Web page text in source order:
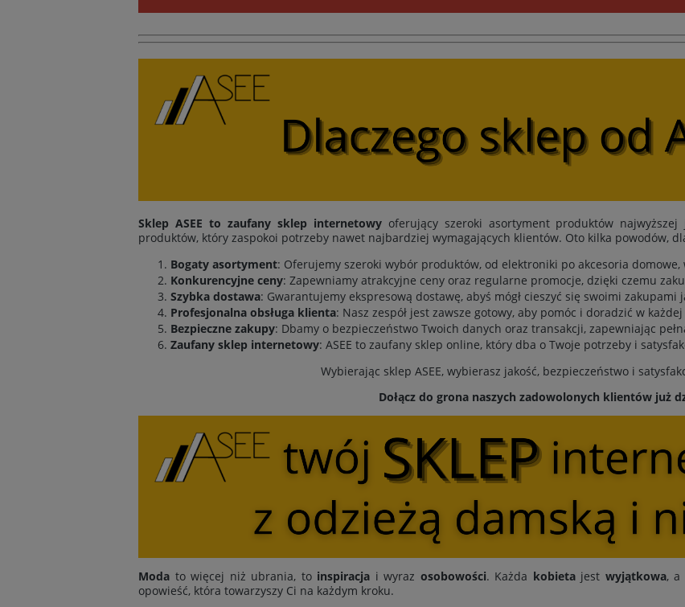
Sklep ASEE to zaufany sklep internetowyoferujący szeroki asortyment produktów
produktów, który zaspokoi potrzeby nawet najbardziej wymagających klientów. Oto kilka powodów,
Bogaty asortyment: Oferujemy szeroki wybór produktów, od elektroniki po akcesoria
Konkurencyjne ceny: Zapewniamy atrakcyjne ceny oraz regularne promocje, dzięki czemu
Szybka dostawa: Gwarantujemy ekspresową dostawę, abyś mógł cieszyć się swoimi zakupami
Profesjonalna obsługa klienta: Nasz zespół jest zawsze gotowy, aby pomóc i doradzić w
Bezpieczne zakupy: Dbamy o bezpieczeństwo Twoich danych oraz transakcji, zapewniając
Zaufany sklep internetowy: ASEE to zaufany sklep online, który dba o Twoje potrzeby i
Wybierając sklep ASEE, wybierasz jakość, bezpieczeństwo i
Dołącz do grona naszych zadowolonych klientów już
Moda to więcej niż ubrania, to inspiracja i wyraz osobowości. Każda kobietajest wyjątkowa, a
opowieść, która towarzyszy Ci na każdym kroku.